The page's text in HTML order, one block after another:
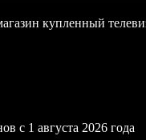
купленный
с 1 августа 2026 года